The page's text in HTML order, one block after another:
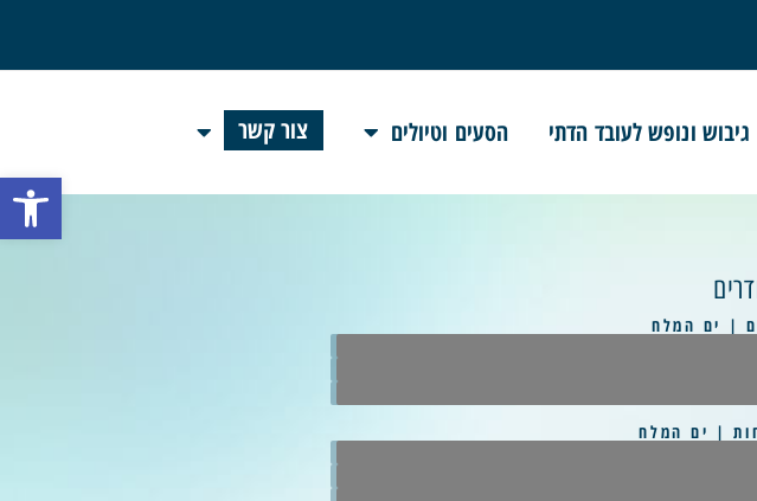
גיבוש ונופש לעובד הדתי הסעים וטיולים צור קשר
| ים המלח
| ים המלח